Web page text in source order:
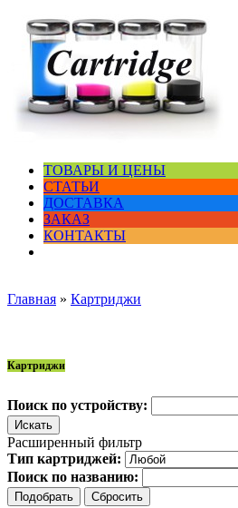
ТОВАРЫ И ЦЕНЫ
СТАТЬИ
ДОСТАВКА
ЗАКАЗ
КОНТАКТЫ
Главная » Картриджи
Картриджи
Поиск по устройству:
Расширенный фильтр
Тип картриджей:
Поиск по названию: